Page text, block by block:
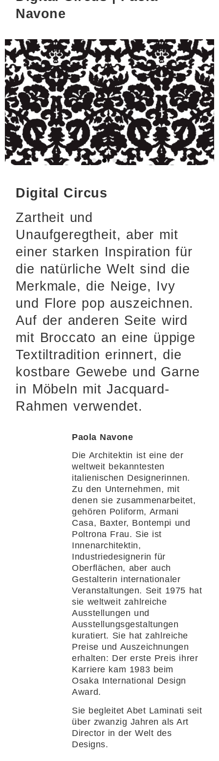
Navone
Digital Circus
Zartheit und
Unaufgeregtheit, aber mit
einer starken Inspiration für
die natürliche Welt sind die
Merkmale, die Neige, Ivy
und Flore pop auszeichnen.
Auf der anderen Seite wird
mit Broccato an eine üppige
Textiltradition erinnert, die
kostbare Gewebe und Garne
in Möbeln mit Jacquard-
Rahmen verwendet.
Paola Navone
Die Architektin ist eine der
weltweit bekanntesten
italienischen Designerinnen.
Zu den Unternehmen, mit
denen sie zusammenarbeitet,
gehören Poliform, Armani
Casa, Baxter, Bontempi und
Poltrona Frau. Sie ist
Innenarchitektin,
Industriedesignerin für
Oberflächen, aber auch
Gestalterin internationaler
Veranstaltungen. Seit 1975 hat
sie weltweit zahlreiche
Ausstellungen und
Ausstellungsgestaltungen
kuratiert. Sie hat zahlreiche
Preise und Auszeichnungen
erhalten: Der erste Preis ihrer
Karriere kam 1983 beim
Osaka International Design
Award.
Sie begleitet Abet Laminati seit
über zwanzig Jahren als Art
Director in der Welt des
Designs.